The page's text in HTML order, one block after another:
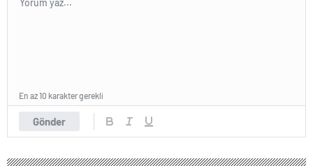
Gönder
En az 10 karakter gerekli